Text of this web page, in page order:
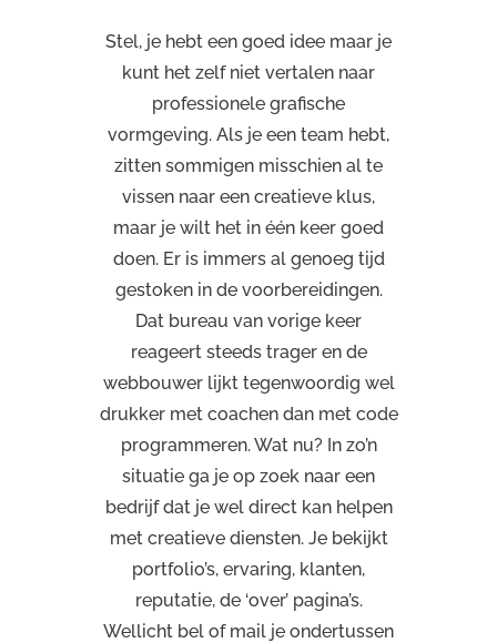
Stel, je hebt een goed idee maar je
kunt het zelf niet vertalen naar
professionele grafische
vormgeving. Als je een team hebt,
zitten sommigen misschien al te
vissen naar een creatieve klus,
maar je wilt het in één keer goed
doen. Er is immers al genoeg tijd
gestoken in de voorbereidingen.
Dat bureau van vorige keer
reageert steeds trager en de
webbouwer lijkt tegenwoordig wel
drukker met coachen dan met code
programmeren. Wat nu? In zo’n
situatie ga je op zoek naar een
bedrijf dat je wel direct kan helpen
met creatieve diensten. Je bekijkt
portfolio’s, ervaring, klanten,
reputatie, de ‘over’ pagina’s.
Wellicht bel of mail je ondertussen